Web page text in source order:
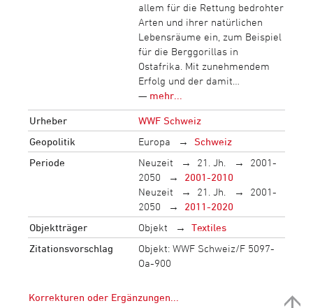
allem für die Rettung bedrohter
Arten und ihrer natürlichen
Lebensräume ein, zum Beispiel
für die Berggorillas in
Ostafrika. Mit zunehmendem
Erfolg und der damit…
— mehr...
Urheber
WWF Schweiz
Geopolitik
Europa
Schweiz
Periode
Neuzeit 21. Jh.
2001-
2050
2001-2010
Neuzeit
21. Jh.
2001-
2050
2011-2020
Objektträger
Objekt
Textiles
Zitationsvorschlag
Objekt: WWF Schweiz/F 5097-
Oa-900
Korrekturen oder Ergänzungen...